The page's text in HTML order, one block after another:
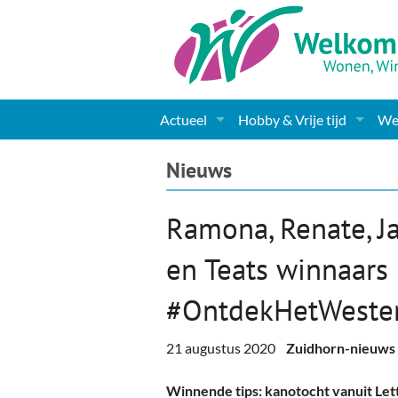
Actueel
Nieuws
Gemeente informatie
Dorpen
Woningaanbod
Columns & Redactioneel
Foto-pagina
Hobby & Vrije tijd
Kunst
Muziek
Toerisme & Musea
Nieuws
Ramona, Renate,
en Teats
21 augustus 2020 Zuidhorn-nieuws
Winnende tips: kanotocht vanuit